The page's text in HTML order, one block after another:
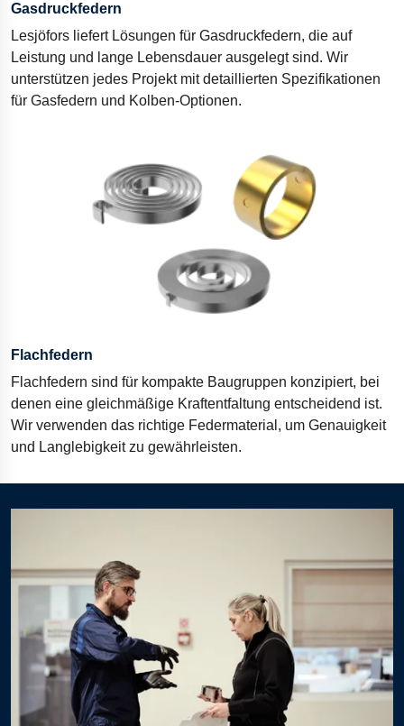
Gasdruckfedern
Lesjöfors liefert Lösungen für Gasdruckfedern, die auf
Leistung und lange Lebensdauer ausgelegt sind. Wir
unterstützen jedes Projekt mit detaillierten Spezifikationen
für Gasfedern und Kolben-Optionen.
Flachfedern
Flachfedern sind für kompakte Baugruppen konzipiert, bei
denen eine gleichmäßige Kraftentfaltung entscheidend ist.
Wir verwenden das richtige Federmaterial, um Genauigkeit
und Langlebigkeit zu gewährleisten.